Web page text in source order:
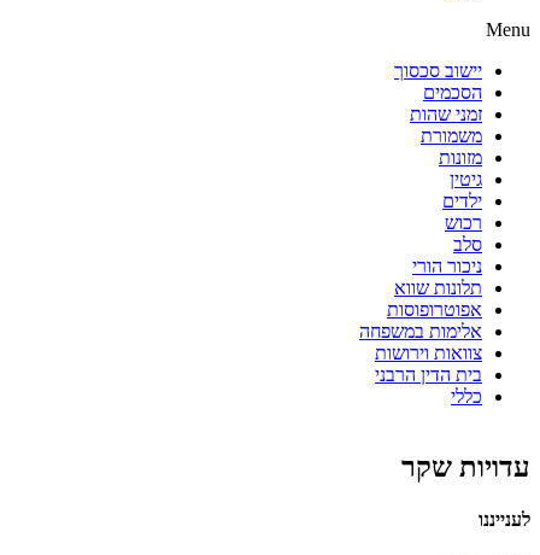
Menu
יישוב סכסוך
הסכמים
זמני שהות
משמורת
מזונות
גיטין
ילדים
רכוש
סלב
ניכור הורי
תלונות שווא
אפוטרופוסות
אלימות במשפחה
צוואות וירושות
בית הדין הרבני
כללי
עדויות שקר
לענייננו